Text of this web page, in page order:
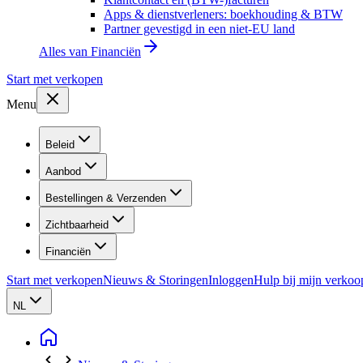
Apps & dienstverleners: boekhouding & BTW
Partner gevestigd in een niet-EU land
Alles van Financiën
Start met verkopen
Menu
Beleid
Aanbod
Bestellingen & Verzenden
Zichtbaarheid
Financiën
Start met verkopenNieuws & StoringenInloggenHulp bij mijn
NL